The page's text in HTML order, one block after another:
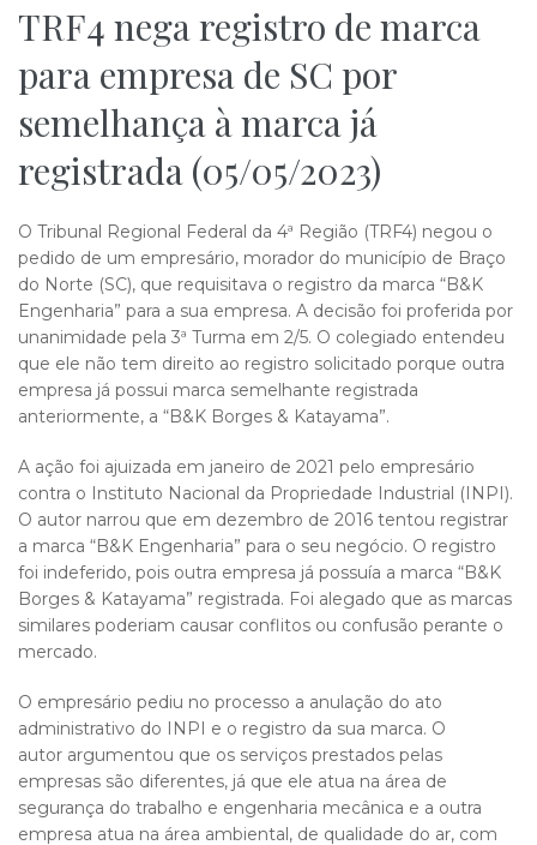
TRF4 nega registro de marca
para empresa de SC por
semelhança à marca já
registrada (05/05/2023)
O Tribunal Regional Federal da 4ª Região (TRF4) negou o
pedido de um empresário, morador do município de Braço
do Norte (SC), que requisitava o registro da marca “B&K
Engenharia” para a sua empresa. A decisão foi proferida por
unanimidade pela 3ª Turma em 2/5. O colegiado entendeu
que ele não tem direito ao registro solicitado porque outra
empresa já possui marca semelhante registrada
anteriormente, a “B&K Borges & Katayama”.
A ação foi ajuizada em janeiro de 2021 pelo empresário
contra o Instituto Nacional da Propriedade Industrial (INPI).
O autor narrou que em dezembro de 2016 tentou registrar
a marca “B&K Engenharia” para o seu negócio. O registro
foi indeferido, pois outra empresa já possuía a marca “B&K
Borges & Katayama” registrada. Foi alegado que as marcas
similares poderiam causar conflitos ou confusão perante o
mercado.
O empresário pediu no processo a anulação do ato
administrativo do INPI e o registro da sua marca. O
autor argumentou que os serviços prestados pelas
empresas são diferentes, já que ele atua na área de
segurança do trabalho e engenharia mecânica e a outra
empresa atua na área ambiental, de qualidade do ar, com